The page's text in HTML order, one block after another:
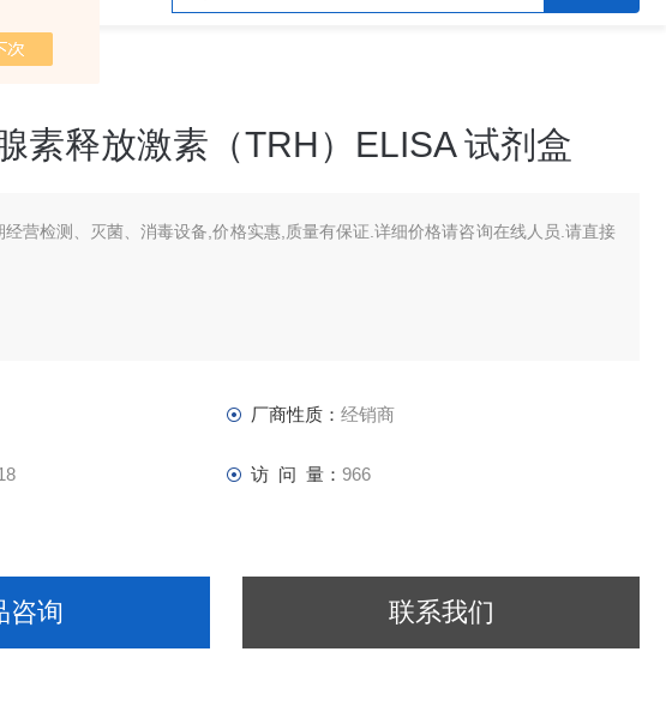
素释放激素（TRH）ELISA 试剂盒
经营检测、灭菌、消毒设备,价格实惠,质量有保证.详细价格请咨询在线人员.请直接
厂商性质： 经销商
访 问 量： 966
咨询 联系我们